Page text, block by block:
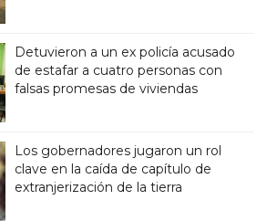
Detuvieron a un ex policía acusado
de estafar a cuatro personas con
falsas promesas de viviendas
Los gobernadores jugaron un rol
clave en la caída de capítulo de
extranjerización de la tierra